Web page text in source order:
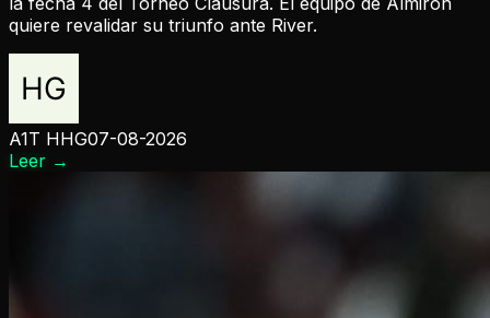
quiere revalidar su triunfo ante River.
A1T HHG07-08-2026
Leer →